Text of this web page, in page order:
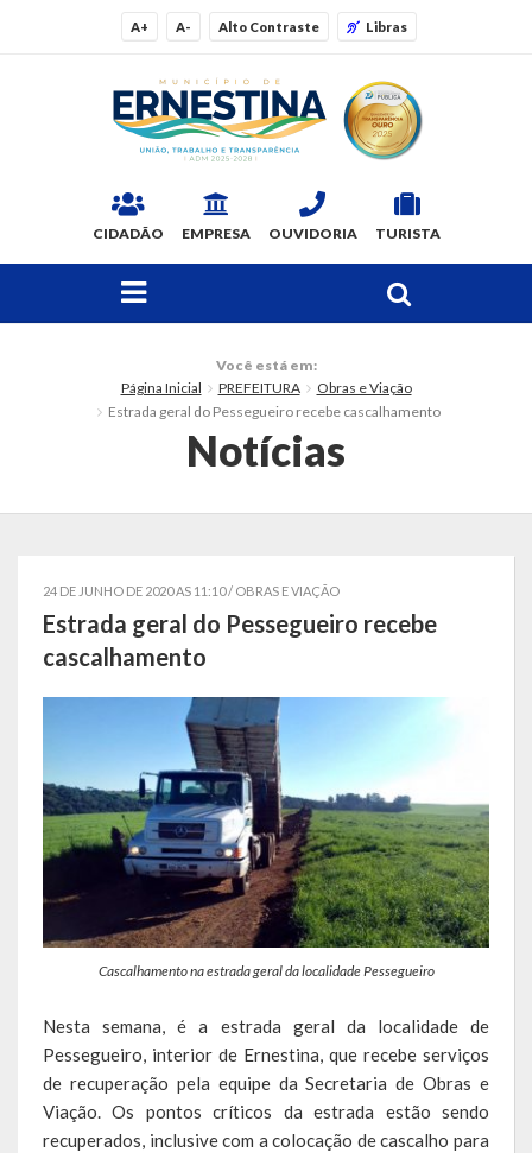
A+ A- Alto Contraste Libras
CIDADÃO EMPRESA OUVIDORIA TURISTA
Dados Gerais
Telefones Úteis
Estrutura organizacional
Administração
Assistência Social
Educação, Cultura, Desporto e Turismo
Sala Multidisciplinar Saber Mais
Escola Municipal de Educação Infantil Dr. Orlando Rojas
Escola Municipal De Ensino Fundamental Educarte
Escola Municipal De Ensino Fundamental João Alfredo Sachser
Você está em:
Página Inicial
PREFEITURA
Obras e Viação
Estrada geral do Pessegueiro recebe cascalhamento
Notícias
24 DE JUNHO DE 2020 AS 11:10 / OBRAS E VIAÇÃO
Estrada geral do Pessegueiro recebe
cascalhamento
Cascalhamento na estrada geral da localidade Pessegueiro
Nesta semana, é a estrada geral da localidade de
Pessegueiro, interior de Ernestina, que recebe serviços
de recuperação pela equipe da Secretaria de Obras e
Viação. Os pontos críticos da estrada estão sendo
recuperados, inclusive com a colocação de cascalho para